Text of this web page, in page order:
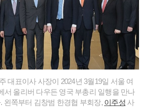
대표이사 사장이 2024년 3월19일 서울 여
서 올리버 다우든 영국 부총리 일행을 만나
왼쪽부터 김창범 한경협 부회장, 이주성 사